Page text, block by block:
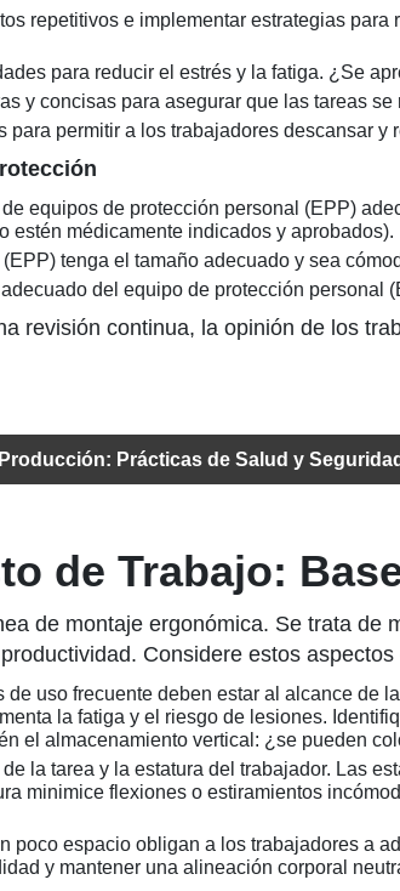
repetitivos e implementar estrategias
para reducir el estrés y la fatiga. ¿Se
y concisas para asegurar que las tareas
para permitir a los trabajadores descansar
equipos de protección personal (EPP)
estén médicamente indicados y aprobados).
tenga el tamaño adecuado y sea
del equipo de protección personal
revisión continua, la opinión de los
Prácticas de Salud y
de Trabajo:
de montaje ergonómica. Se trata de
Considere estos aspectos
de uso frecuente deben estar al alcance de
la fatiga y el riesgo de lesiones.
el almacenamiento vertical: ¿se pueden
la tarea y la estatura del trabajador. Las
minimice flexiones o estiramientos
poco espacio obligan a los trabajadores a
y mantener una alineación corporal